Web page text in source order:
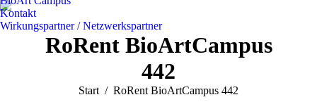
Kontakt
Wirkungspartner / Netzwerkspartner
RoRent BioArtCampus
442
Sie befinden sich hier:
Start RoRent BioArtCampus 442